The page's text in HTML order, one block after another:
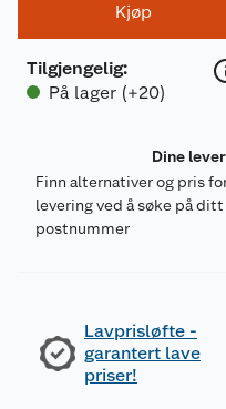
Kjøp
Tilgjengelig:
På lager (+20)
Dine
Finn alternativer og pris
levering ved å søke på ditt
postnummer
Lavprisløfte -
garantert lave
priser!